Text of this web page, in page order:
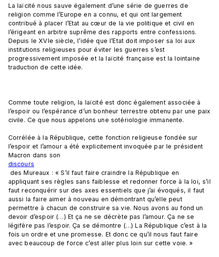
La laïcité nous sauve également d’une série de guerres de
religion comme l’Europe en a connu, et qui ont largement
contribué à placer l’Etat au cœur de la vie politique et civil en
l’érigeant en arbitre suprême des rapports entre confessions.
Depuis le XVIe siècle, l’idée que l’Etat doit imposer sa loi aux
institutions religieuses pour éviter les guerres s’est
progressivement imposée et la laïcité française est la lointaine
traduction de cette idée.
Comme toute religion, la laïcité est donc également associée à
l’espoir ou l’espérance d’un bonheur terrestre obtenu par une paix
civile. Ce que nous appelons une sotériologie immanente.
Corrélée à la République, cette fonction religieuse fondée sur
l’espoir et l’amour a été explicitement invoquée par le président
Macron dans son
discours
appliquant ses règles sans faiblesse et redonner force à la loi, s’il
faut reconquérir sur des axes essentiels que j’ai évoqués, il faut
aussi la faire aimer à nouveau en démontrant qu’elle peut
permettre à chacun de construire sa vie. Nous avons au fond un
devoir d’espoir (…) Et ça ne se décrète pas l’amour. Ça ne se
légifère pas l’espoir. Ça se démontre (…) La République c’est à la
fois un ordre et une promesse. Et donc ce qu’il nous faut faire
avec beaucoup de force c’est aller plus loin sur cette voie. »